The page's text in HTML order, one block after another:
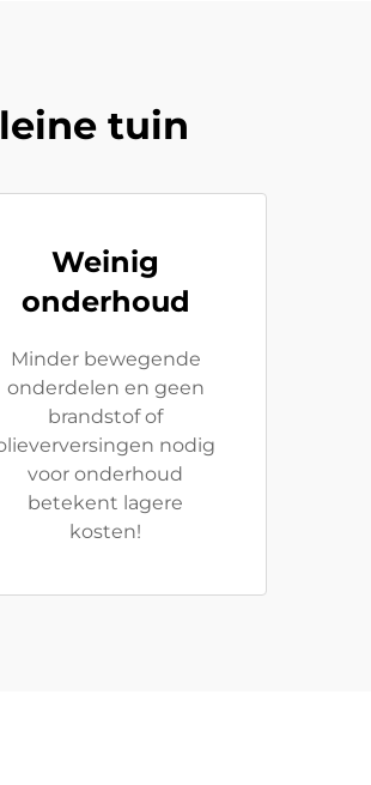
tuin
Weinig
onderhoud
Minder bewegende
onderdelen en geen
brandstof of
nodig
voor onderhoud
betekent lagere
kosten!